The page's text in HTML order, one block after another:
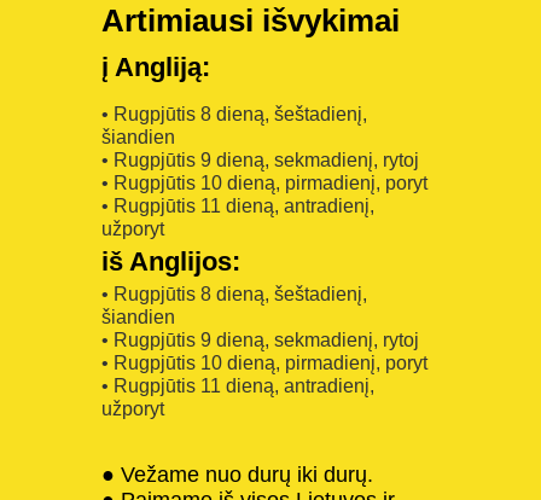
Artimiausi išvykimai
į Angliją:
• Rugpjūtis 8 dieną, šeštadienį,
šiandien
• Rugpjūtis 9 dieną, sekmadienį, rytoj
• Rugpjūtis 10 dieną, pirmadienį, poryt
• Rugpjūtis 11 dieną, antradienį,
užporyt
iš Anglijos:
• Rugpjūtis 8 dieną, šeštadienį,
šiandien
• Rugpjūtis 9 dieną, sekmadienį, rytoj
• Rugpjūtis 10 dieną, pirmadienį, poryt
• Rugpjūtis 11 dieną, antradienį,
užporyt
● Vežame nuo durų iki durų.